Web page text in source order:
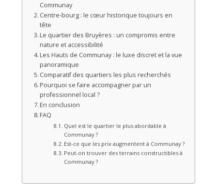
Communay
Centre-bourg : le cœur historique toujours en
tête
Le quartier des Bruyères : un compromis entre
nature et accessibilité
Les Hauts de Communay : le luxe discret et la vue
panoramique
Comparatif des quartiers les plus recherchés
Pourquoi se faire accompagner par un
professionnel local ?
En conclusion
FAQ
Quel est le quartier le plus abordable à
Communay ?
Est-ce que les prix augmentent à Communay ?
Peut-on trouver des terrains constructibles à
Communay ?